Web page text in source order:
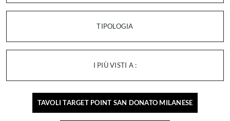
TIPOLOGIA
I PIÙ VISTI A :
TAVOLI TARGET POINT SAN DONATO MILANESE